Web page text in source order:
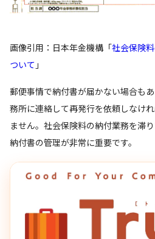
画像引用：日本年金機構「社会保険
ついて 」
郵便事情で納付書が届かない場合も
務所に連絡して再発行を依頼しなけ
ません。社会保険料の納付業務を滞
納付書の管理が非常に重要です。